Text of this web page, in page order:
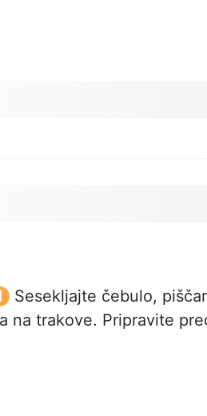
Sesekljajte čebulo,
na trakove. Pripravite